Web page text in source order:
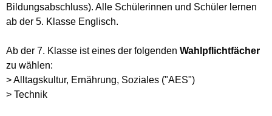
Bildungsabschluss). Alle Schülerinnen und Schüler lernen
ab der 5. Klasse Englisch.
Ab der 7. Klasse ist eines der folgenden Wahlpflichtfächer
zu wählen:
> Alltagskultur, Ernährung, Soziales ("AES")
> Technik